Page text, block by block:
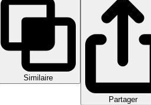
Similaire
Partager